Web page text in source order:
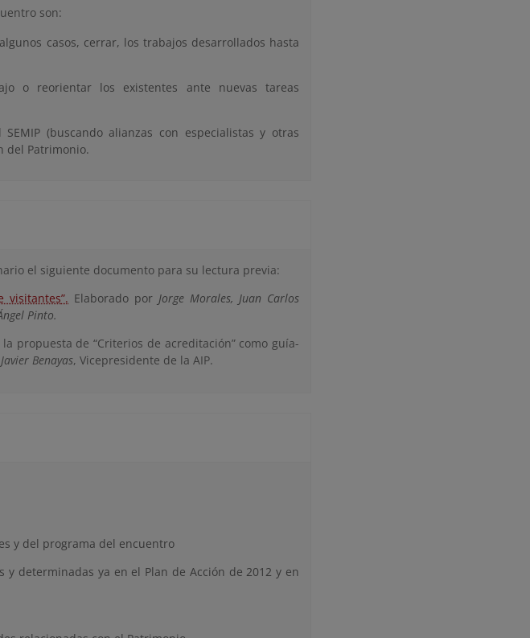
son:
casos, cerrar, los trabajos desarrollados hasta
o reorientar los existentes ante nuevas tareas
(buscando alianzas con especialistas y otras
del Patrimonio.
el siguiente documento para su lectura previa:
visitantes”. Elaborado por Jorge Morales, Juan Carlos
Pinto.
propuesta de “Criterios de acreditación” como guía-
Javier Benayas, Vicepresidente de la AIP.
y del programa del encuentro
y determinadas ya en el Plan de Acción de 2012 y en